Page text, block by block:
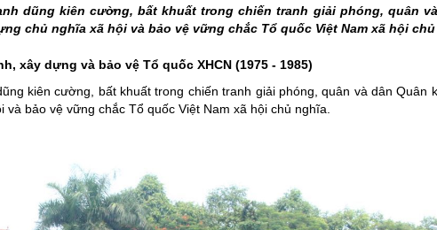
dũng kiên cường, bất khuất trong chiến tranh giải phóng, quân
chủ nghĩa xã hội và bảo vệ vững chắc Tổ quốc Việt Nam xã hội
xây dựng và bảo vệ Tổ quốc XHCN (1975 - 1985)
kiên cường, bất khuất trong chiến tranh giải phóng, quân và dân Quân
bảo vệ vững chắc Tổ quốc Việt Nam xã hội chủ nghĩa.